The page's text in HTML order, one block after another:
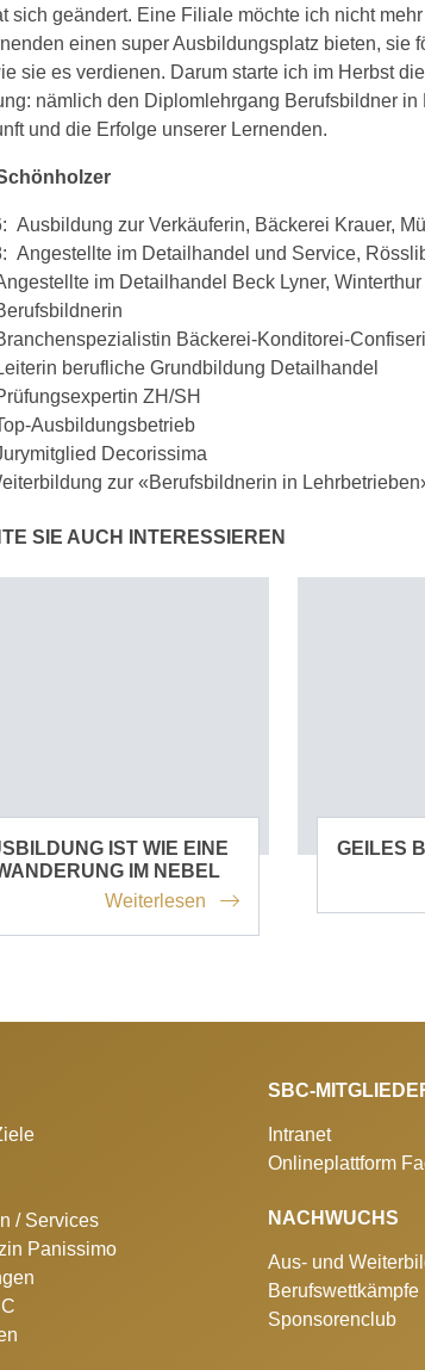
sich geändert. Eine Filiale möchte ich nicht
einen super Ausbildungsplatz bieten, sie
sie es verdienen. Darum starte ich im Herbst
nämlich den Diplomlehrgang Berufsbildner in
und die Erfolge unserer Lernenden.
Ausbildung zur Verkäuferin, Bäckerei Krauer,
Angestellte im Detailhandel und Service,
im Detailhandel Beck Lyner, Winterthur
Bäckerei-Konditorei-
berufliche Grundbildung Detailhandel
ZH/SH
Ausbildungsbetrieb
Decorissima
zur «Berufsbildnerin in
SIE AUCH INTERESSIEREN
IST WIE EINE
IM NEBEL
Weiterlesen
GEILES
/ Services
Panissimo
SBC-
Intranet
Onlineplattform
NACHWUCHS
Aus- und
Berufswettkämpfe
Sponsorenclub